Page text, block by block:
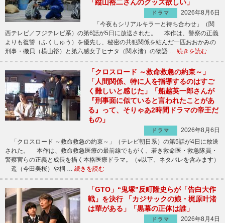
「縦山裕二さんのグッズ欲しい」
ドラマ
2026年8月6日
「今夜もシリアルキラーと待ち合わせ」（関
西テレビ／フジテレビ系）の第6話が5日に放送された。 本作は、警察の正義
よりも復讐（ふくしゅう）を優先し、秘密の共犯関係を結んだ一匹おおかみの
刑事・磯貝（横山裕）と第六感女子ヒナタ（関水渚）の物語 … 続きを読む
「クロスロード ～救命救急の約束～」
「人間関係、特に人を指導するのはすご
く難しいと感じた」「船越英一郎さんが
『刑事面に似ていると言われたことがあ
る』って、そりゃあ2時間ドラマの帝王だ
もの」
ドラマ
2026年8月6日
「クロスロード ～救命救急の約束～」（テレビ朝日系）の第5話が4日に放送
された。 本作は、救命救急医療の最前線でもがく、若き救命医・救急隊員・
警察官らの正義と成長を描く本格医療ドラマ。（※以下、ネタバレを含みます）
遥（今田美桜）や桐 … 続きを読む
「GTO」“鬼塚”反町隆史らが「告白大作
戦」を決行 「カジサックの娘・梶原叶渚
は華がある」「黒幕の正体は誰」
ドラマ
2026年8月4日